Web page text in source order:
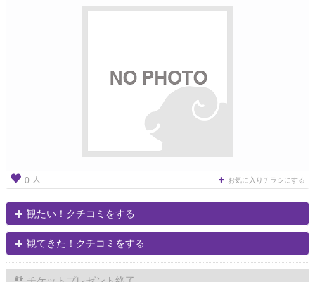
0 人 お気に入りチラシにする
観たい！クチコミをする
観てきた！クチコミをする